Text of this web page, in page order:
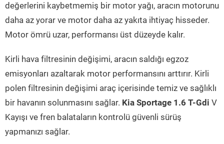
değerlerini kaybetmemiş bir motor yağı, aracın motorunu
daha az yorar ve motor daha az yakıta ihtiyaç hisseder.
Motor ömrü uzar, performansı üst düzeyde kalır.
Kirli hava filtresinin değişimi, aracın saldığı egzoz
emisyonları azaltarak motor performansını arttırır. Kirli
polen filtresinin değişimi araç içerisinde temiz ve sağlıklı
bir havanın solunmasını sağlar. Kia Sportage 1.6 T-Gdi V
Kayışı ve fren balataların kontrolü güvenli sürüş
yapmanızı sağlar.